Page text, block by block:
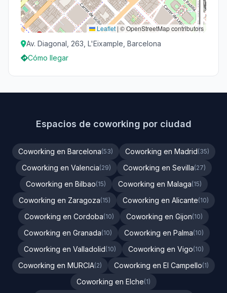
Leaflet | © OpenStreetMap contributors
Av. Diagonal, 263, L'Eixample, Barcelona
Cómo llegar
Espacios de coworking por ciudad
Coworking en Barcelona(53) Coworking en Madrid(35)
Coworking en Valencia(29) Coworking en Sevilla(27)
Coworking en Bilbao(15) Coworking en Malaga(15)
Coworking en Zaragoza(15) Coworking en Alicante(10)
Coworking en Cordoba(10) Coworking en Gijon(10)
Coworking en Granada(10) Coworking en Palma(10)
Coworking en Valladolid(10) Coworking en Vigo(10)
Coworking en MURCIA(2) Coworking en El Campello(1)
Coworking en Elche(1)